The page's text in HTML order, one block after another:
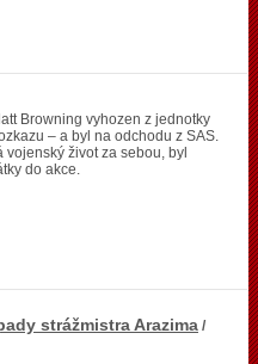
Browning vyhozen z jednotky
– a byl na odchodu z SAS.
vojenský život za sebou, byl
do akce.
strážmistra Arazima /